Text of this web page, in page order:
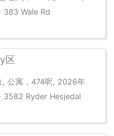
Wale Rd
区
, 公寓，474呎, 2026年
Ryder Hesjedal